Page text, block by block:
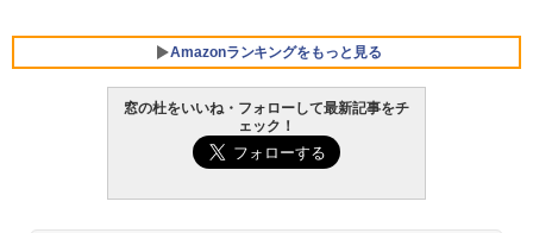
Amazonランキングをもっと見る
窓の杜をいいね・フォローして最新記事をチ
ェック！